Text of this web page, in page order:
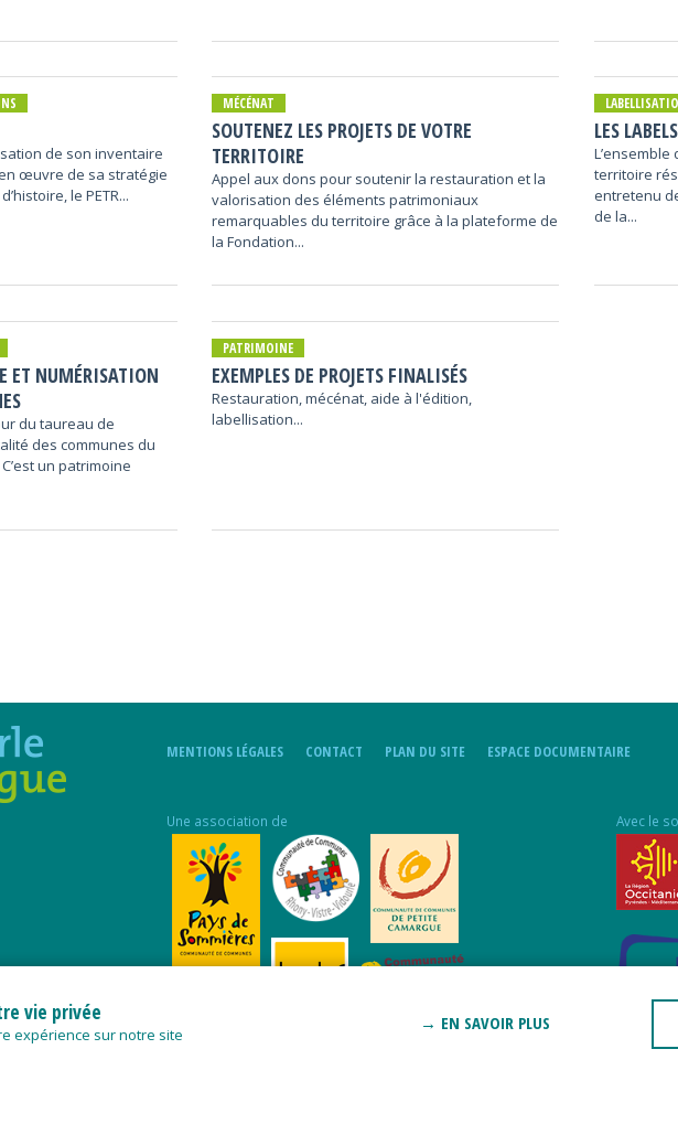
de son inventaire
œuvre de sa stratégie
le PETR...
MÉCÉNAT
SOUTENEZ LES PROJETS DE VOTRE
TERRITOIRE
Appel aux dons pour soutenir la restauration et la
valorisation des éléments patrimoniaux
remarquables du territoire grâce à la plateforme de
la Fondation...
LES
territoire
entretenu
de la...
ET NUMÉRISATION
du taureau de
des communes du
un patrimoine
PATRIMOINE
EXEMPLES DE PROJETS FINALISÉS
Restauration, mécénat, aide à l'édition,
labellisation...
MENTIONS LÉGALES CONTACT PLAN DU SITE ESPACE DOCUMENTAIRE
Une association de Avec le
vie privée
expérience sur notre site
→ EN SAVOIR PLUS